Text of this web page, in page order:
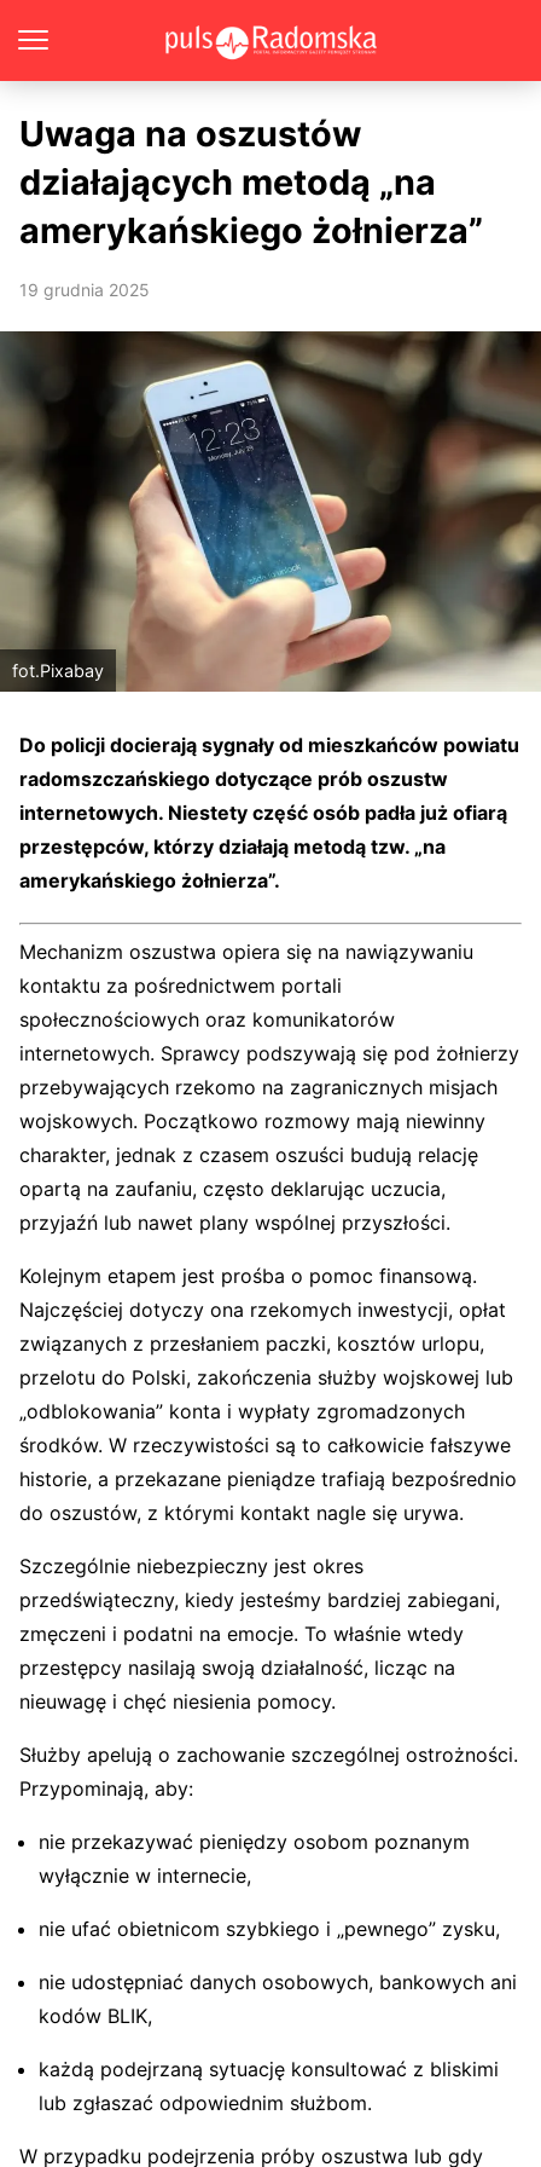
Uwaga na oszustów
działających metodą „na
amerykańskiego żołnierza”
19 grudnia 2025
fot.Pixabay
Do policji docierają sygnały od mieszkańców powiatu
radomszczańskiego dotyczące prób oszustw
internetowych. Niestety część osób padła już ofiarą
przestępców, którzy działają metodą tzw. „na
amerykańskiego żołnierza”.
Mechanizm oszustwa opiera się na nawiązywaniu
kontaktu za pośrednictwem portali
społecznościowych oraz komunikatorów
internetowych. Sprawcy podszywają się pod żołnierzy
przebywających rzekomo na zagranicznych misjach
wojskowych. Początkowo rozmowy mają niewinny
charakter, jednak z czasem oszuści budują relację
opartą na zaufaniu, często deklarując uczucia,
przyjaźń lub nawet plany wspólnej przyszłości.
Kolejnym etapem jest prośba o pomoc finansową.
Najczęściej dotyczy ona rzekomych inwestycji, opłat
związanych z przesłaniem paczki, kosztów urlopu,
przelotu do Polski, zakończenia służby wojskowej lub
„odblokowania” konta i wypłaty zgromadzonych
środków. W rzeczywistości są to całkowicie fałszywe
historie, a przekazane pieniądze trafiają bezpośrednio
do oszustów, z którymi kontakt nagle się urywa.
Szczególnie niebezpieczny jest okres
przedświąteczny, kiedy jesteśmy bardziej zabiegani,
zmęczeni i podatni na emocje. To właśnie wtedy
przestępcy nasilają swoją działalność, licząc na
nieuwagę i chęć niesienia pomocy.
Służby apelują o zachowanie szczególnej ostrożności.
Przypominają, aby:
nie przekazywać pieniędzy osobom poznanym
wyłącznie w internecie,
nie ufać obietnicom szybkiego i „pewnego” zysku,
nie udostępniać danych osobowych, bankowych ani
kodów BLIK,
każdą podejrzaną sytuację konsultować z bliskimi
lub zgłaszać odpowiednim służbom.
W przypadku podejrzenia próby oszustwa lub gdy